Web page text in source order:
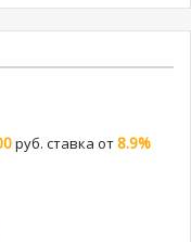
руб. cтавка от8.9%